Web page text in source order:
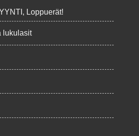
Loppuerät!
lukulasit